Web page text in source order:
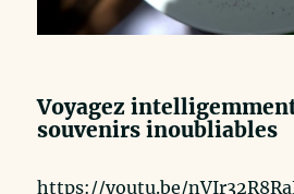
Voyagez
souvenirs inoubliables
https://youtu.be/